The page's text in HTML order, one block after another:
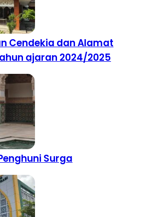
Cendekia dan Alamat
ajaran 2024/2025
Surga